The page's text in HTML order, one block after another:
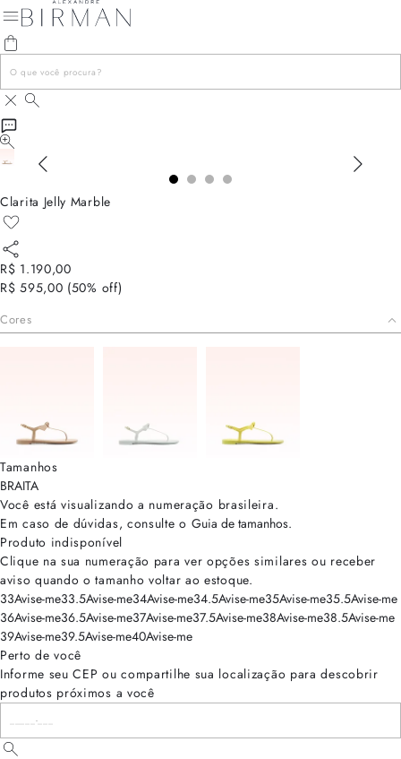
Clarita Jelly Marble
R$ 1.190,00
R$ 595,00 (50% off)
Cores
Tamanhos
BRAITA
Você está visualizando a numeração brasileira.
Em caso de dúvidas, consulte o Guia de tamanhos.
Produto indisponível
Clique na sua numeração para ver opções similares ou receber
aviso quando o tamanho voltar ao estoque.
33Avise-me33.5Avise-me34Avise-me34.5Avise-me35Avise-me35.5Avise-me
36Avise-me36.5Avise-me37Avise-me37.5Avise-me38Avise-me38.5Avise-me
39Avise-me39.5Avise-me40Avise-me
Perto de você
Informe seu CEP ou compartilhe sua localização para descobrir
produtos próximos a você